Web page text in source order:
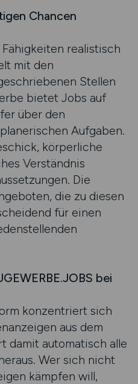
Chancen
realistisch
mit den
Stellen
bietet Jobs auf
über den
Aufgaben.
körperliche
Verständnis
Die
die zu diesen
für einen
bei
konzentriert sich
aus dem
damit automatisch alle
Wer sich nicht
kämpfen will,